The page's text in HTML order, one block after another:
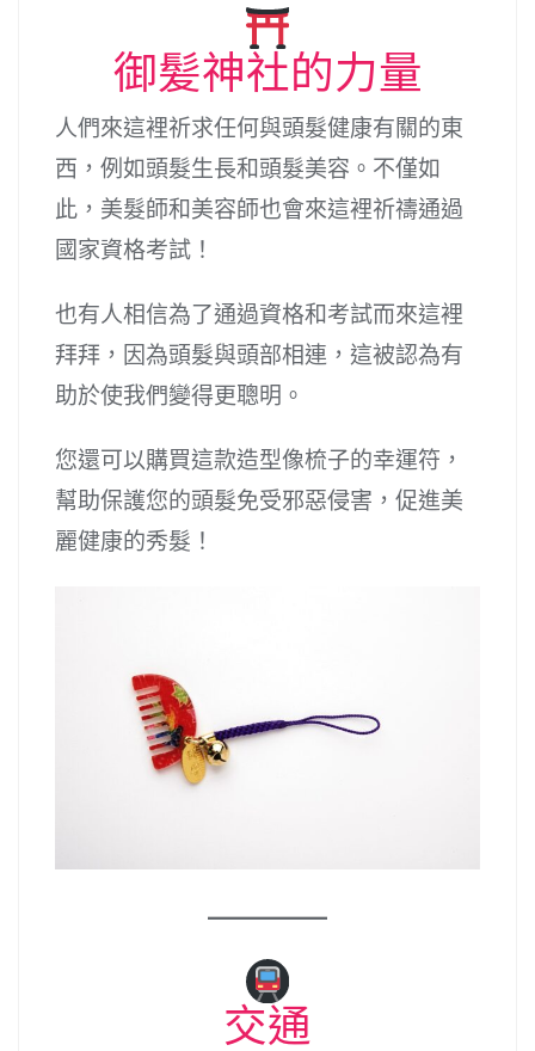
御髪神社的力量
人們來這裡祈求任何與頭髮健康有關的東
西，例如頭髮生長和頭髮美容。不僅如
此，美髮師和美容師也會來這裡祈禱通過
國家資格考試！
也有人相信為了通過資格和考試而來這裡
拜拜，因為頭髮與頭部相連，這被認為有
助於使我們變得更聰明。
您還可以購買這款造型像梳子的幸運符，
幫助保護您的頭髮免受邪惡侵害，促進美
麗健康的秀髮！
交通